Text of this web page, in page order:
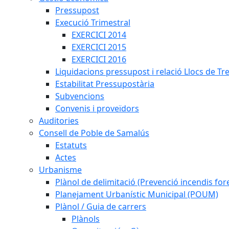
Pressupost
Execució Trimestral
EXERCICI 2014
EXERCICI 2015
EXERCICI 2016
Liquidacions pressupost i relació Llocs de
Estabilitat Pressupostària
Subvencions
Convenis i proveïdors
Auditories
Consell de Poble de Samalús
Estatuts
Actes
Urbanisme
Plànol de delimitació (Prevenció incendis
Planejament Urbanístic Municipal (POUM)
Plànol / Guia de carrers
Plànols